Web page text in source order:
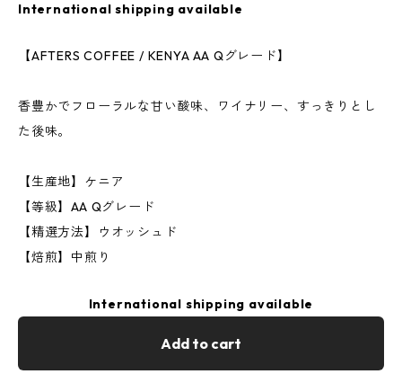
International shipping available
【AFTERS COFFEE / KENYA AA Qグレード】
香豊かでフローラルな甘い酸味、ワイナリー、すっきりとし
た後味。
【生産地】ケニア
【等級】AA Qグレード
【精選方法】ウオッシュド
【焙煎】中煎り
International shipping available
Add to cart